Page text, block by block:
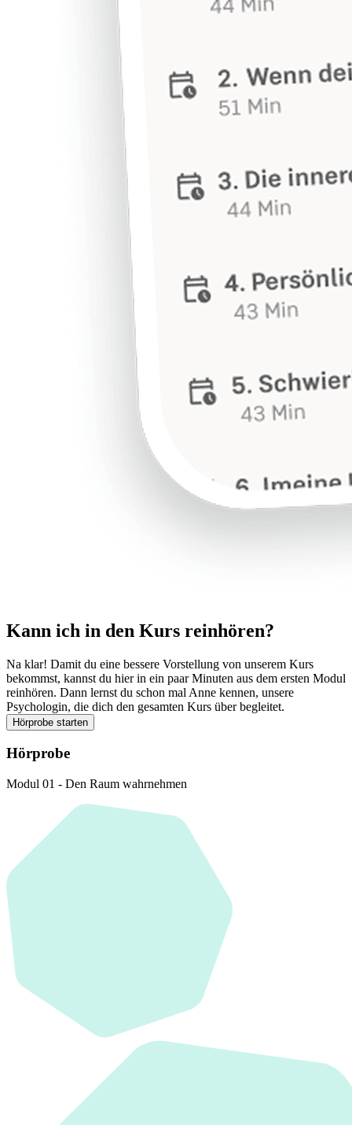
Kann ich in den Kurs reinhören?
Na klar! Damit du eine bessere Vorstellung von unserem Kurs
bekommst, kannst du hier in ein paar Minuten aus dem ersten Modul
reinhören. Dann lernst du schon mal Anne kennen, unsere
Psychologin, die dich den gesamten Kurs über begleitet.
Hörprobe starten
Hörprobe
Modul 01 - Den Raum wahrnehmen